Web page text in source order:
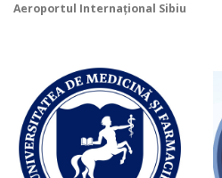
Aeroportul Internațional Sibiu